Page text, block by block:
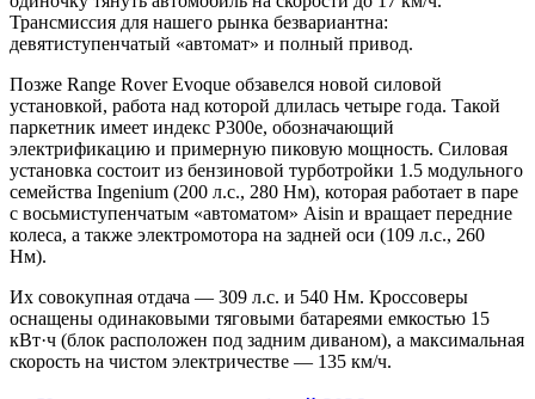
Трансмиссия для нашего рынка безвариантна:
девятиступенчатый «автомат» и полный привод.
Позже Range Rover Evoque обзавелся новой силовой
установкой, работа над которой длилась четыре года. Такой
паркетник имеет индекс P300e, обозначающий
электрификацию и примерную пиковую мощность. Силовая
установка состоит из бензиновой турботройки 1.5 модульного
семейства Ingenium (200 л.с., 280 Нм), которая работает в паре
с восьмиступенчатым «автоматом» Aisin и вращает передние
колеса, а также электромотора на задней оси (109 л.с., 260
Нм).
Их совокупная отдача — 309 л.с. и 540 Нм. Кроссоверы
оснащены одинаковыми тяговыми батареями емкостью 15
кВт·ч (блок расположен под задним диваном), а максимальная
скорость на чистом электричестве — 135 км/ч.